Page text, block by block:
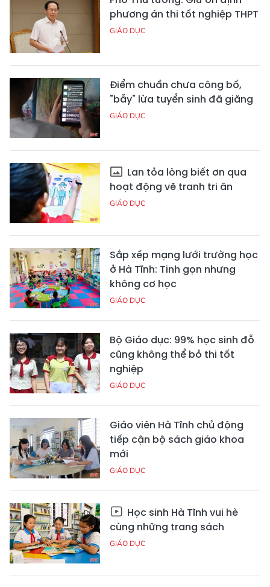
phương án thi tốt nghiệp THPT
GIÁO DỤC
Điểm chuẩn chưa công bố,
"bẫy" lừa tuyển sinh đã giăng
GIÁO DỤC
Lan tỏa lòng biết ơn qua
hoạt động vẽ tranh tri ân
GIÁO DỤC
Sắp xếp mạng lưới trường học
ở Hà Tĩnh: Tinh gọn nhưng
không cơ học
GIÁO DỤC
Bộ Giáo dục: 99% học sinh đỗ
cũng không thể bỏ thi tốt
nghiệp
GIÁO DỤC
Giáo viên Hà Tĩnh chủ động
tiếp cận bộ sách giáo khoa
mới
GIÁO DỤC
Học sinh Hà Tĩnh vui hè
cùng những trang sách
GIÁO DỤC